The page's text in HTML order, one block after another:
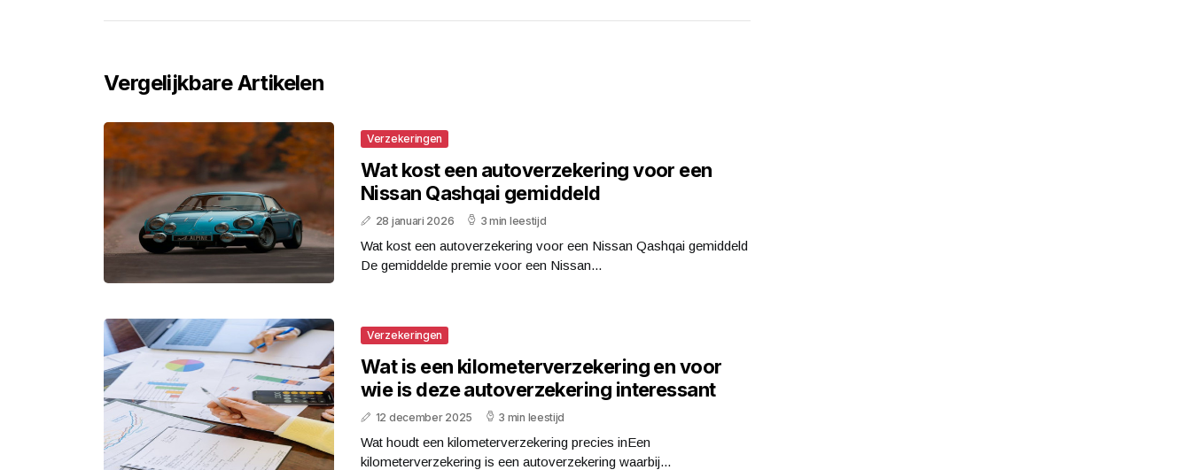
Vergelijkbare Artikelen
Verzekeringen
Wat kost een autoverzekering voor een
Nissan Qashqai gemiddeld
28 januari 2026 3 min leestijd
Wat kost een autoverzekering voor een Nissan Qashqai gemiddeld
De gemiddelde premie voor een Nissan...
Verzekeringen
Wat is een kilometerverzekering en voor
wie is deze autoverzekering interessant
12 december 2025 3 min leestijd
Wat houdt een kilometerverzekering precies inEen
kilometerverzekering is een autoverzekering waarbij...